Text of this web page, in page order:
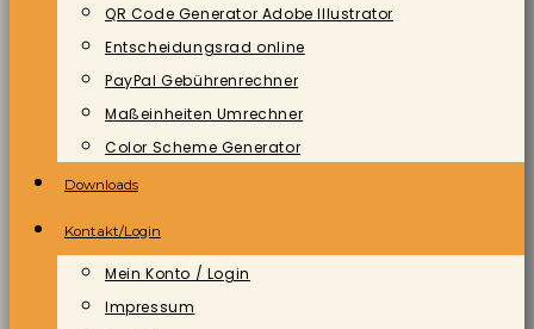
QR Code Generator Adobe Illustrator
Entscheidungsrad online
PayPal Gebührenrechner
Maßeinheiten Umrechner
Color Scheme Generator
Downloads
Kontakt/Login
Mein Konto / Login
Impressum